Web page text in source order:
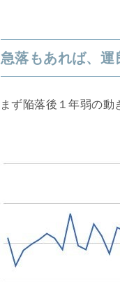
急落もあれば、運
まず陥落後１年弱の動